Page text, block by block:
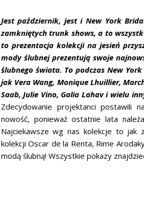
Jest październik, jest i New York
zamkniętych trunk shows, a to
to prezentacja kolekcji na jesień
mody ślubnej prezentują swoje
ślubnego świata. To podczas New
jak Vera Wang, Monique Lhuillier,
Saab, Julie Vino, Galia Lahav i wielu
Zdecydowanie projektanci postawili
nowość, ponieważ ostatnie lata
Najciekawsze wg nas kolekcje to jak
kolekcji Oscar de la Renta, Rime
modą ślubną! Wszystkie pokazy